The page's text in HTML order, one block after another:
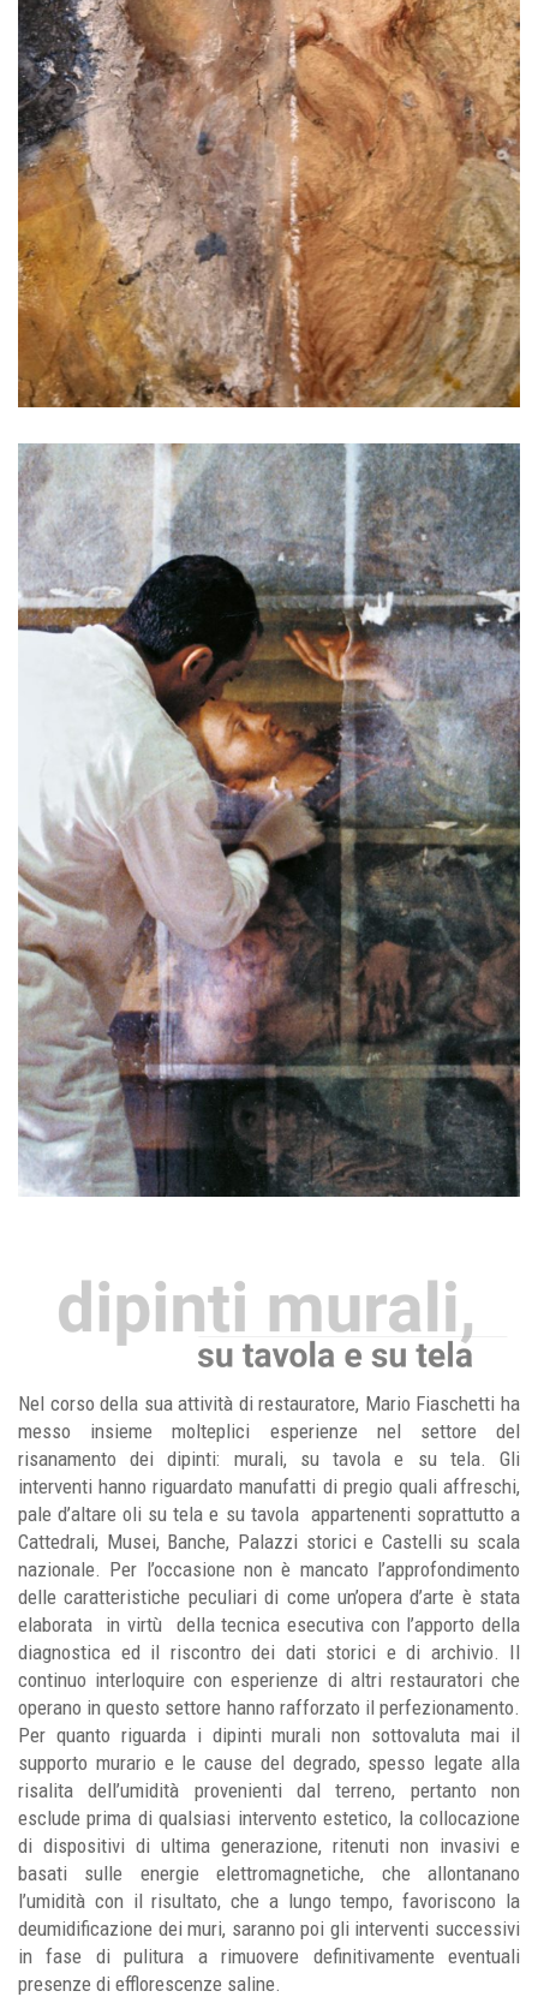
Nel corso della sua attività di restauratore, Mario Fiaschetti ha
messo insieme molteplici esperienze nel settore del
risanamento dei dipinti: murali, su tavola e su tela. Gli
interventi hanno riguardato manufatti di pregio quali affreschi,
pale d’altare oli su tela e su tavola appartenenti soprattutto a
Cattedrali, Musei, Banche, Palazzi storici e Castelli su scala
nazionale. Per l’occasione non è mancato l’approfondimento
delle caratteristiche peculiari di come un’opera d’arte è stata
elaborata in virtù
della tecnica esecutiva con l’apporto della
diagnostica ed il riscontro dei dati storici e di archivio. Il
continuo interloquire con esperienze di altri restauratori che
operano in questo settore hanno rafforzato il perfezionamento.
Per quanto riguarda i dipinti murali non sottovaluta mai il
supporto murario e le cause del degrado, spesso legate alla
risalita dell’umidità provenienti dal terreno, pertanto non
esclude prima di qualsiasi intervento estetico, la collocazione
di dispositivi di ultima generazione, ritenuti non invasivi e
basati sulle energie elettromagnetiche, che allontanano
l’umidità con il risultato, che a lungo tempo, favoriscono la
deumidificazione dei muri, saranno poi gli interventi successivi
in fase di pulitura a rimuovere definitivamente eventuali
presenze di efflorescenze saline.